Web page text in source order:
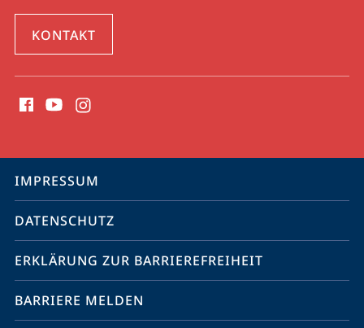
KONTAKT
Media
Service-
Navigation
IMPRESSUM
DATENSCHUTZ
ERKLÄRUNG ZUR BARRIEREFREIHEIT
BARRIERE MELDEN